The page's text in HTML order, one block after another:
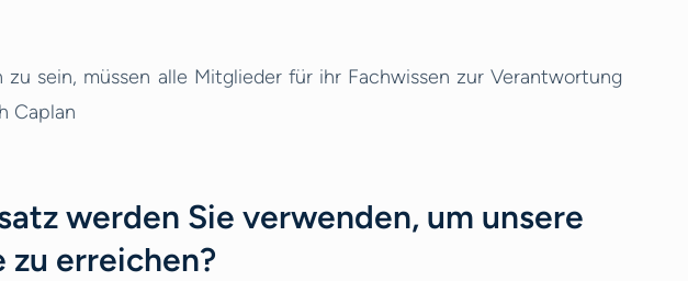
zu sein, müssen alle Mitglieder für ihr Fachwissen zur Verantwortung
Caplan
werden Sie verwenden, um unsere
zu erreichen?